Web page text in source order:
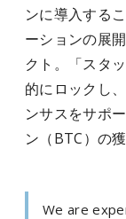
ンに導入するこ
ーションの展
クト。「スタ
的にロックし
ンサスをサポ
ン（BTC）の
We are